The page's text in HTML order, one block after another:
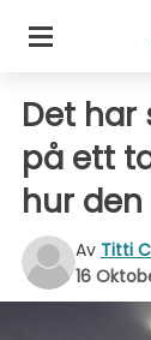
Det har
på ett
hur
Av Titti
16